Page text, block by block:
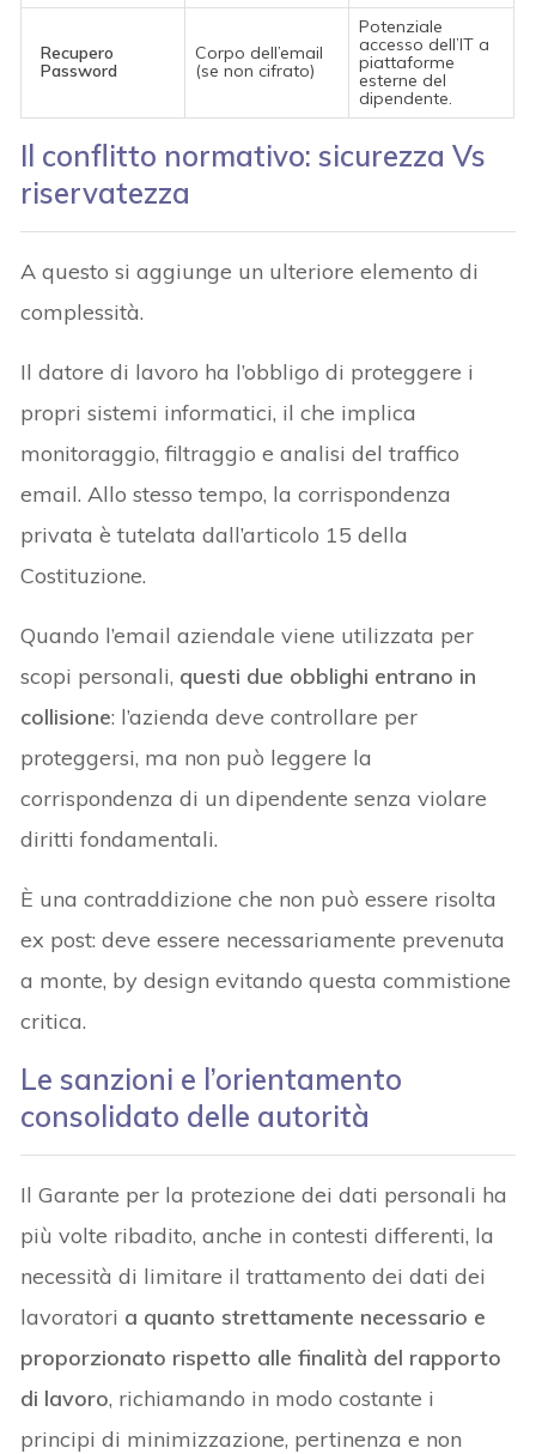
Recupero
Password
Corpo dell’email
(se non cifrato)
Potenziale
accesso dell’IT a
piattaforme
esterne del
dipendente.
Il conflitto normativo: sicurezza Vs
riservatezza
A questo si aggiunge un ulteriore elemento di
complessità.
Il datore di lavoro ha l’obbligo di proteggere i
propri sistemi informatici, il che implica
monitoraggio, filtraggio e analisi del traffico
email. Allo stesso tempo, la corrispondenza
privata è tutelata dall’articolo 15 della
Costituzione.
Quando l’email aziendale viene utilizzata per
scopi personali, questi due obblighi entrano in
collisione: l’azienda deve controllare per
proteggersi, ma non può leggere la
corrispondenza di un dipendente senza violare
diritti fondamentali.
È una contraddizione che non può essere risolta
ex post: deve essere necessariamente prevenuta
a monte, by design evitando questa commistione
critica.
Le sanzioni e l’orientamento
consolidato delle autorità
Il Garante per la protezione dei dati personali ha
più volte ribadito, anche in contesti differenti, la
necessità di limitare il trattamento dei dati dei
lavoratori a quanto strettamente necessario e
proporzionato rispetto alle finalità del rapporto
di lavoro, richiamando in modo costante i
principi di minimizzazione, pertinenza e non